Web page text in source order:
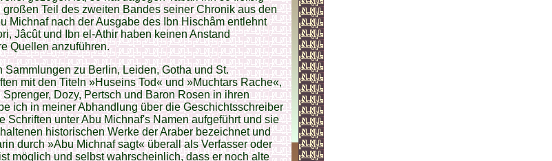
großen Teil des zweiten Bandes seiner Chronik aus den
Michnaf nach der Ausgabe des Ibn Hischâm entlehnt
Jâcût und Ibn el-Athir haben keinen Anstand
Quellen anzuführen.
Sammlungen zu Berlin, Leiden, Gotha und St.
mit den Titeln »Huseins Tod« und »Muchtars Rache«,
Dozy, Pertsch und Baron Rosen in ihren
ich in meiner Abhandlung über die Geschichtsschreiber
Schriften unter Abu Michnaf's Namen aufgeführt und sie
historischen Werke der Araber bezeichnet und
durch »Abu Michnaf sagt« überall als Verfasser oder
möglich und selbst wahrscheinlich, dass er noch alte